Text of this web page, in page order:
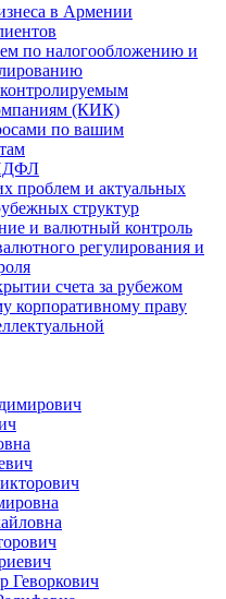
в Армении
по налогообложению и
(КИК)
по вашим
проблем и актуальных
структур
и валютный контроль
регулирования и
счета за рубежом
корпоративному праву
Геворкович